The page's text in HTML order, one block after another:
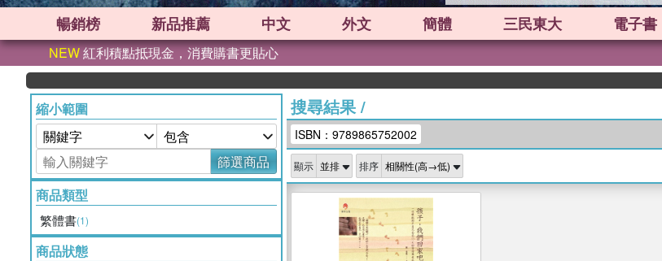
暢銷榜 新品推薦 中文 外文 簡體 三民東大 電子書
NEW紅利積點抵現金，消費購書更貼心
縮小範圍
篩選商品
商品類型
繁體書(1)
商品狀態
搜尋結果/
ISBN：9789865752002
顯示 排序